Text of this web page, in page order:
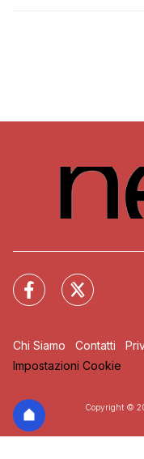
Chi Siamo Contatti
Impostazioni Cookie
Copyright ©